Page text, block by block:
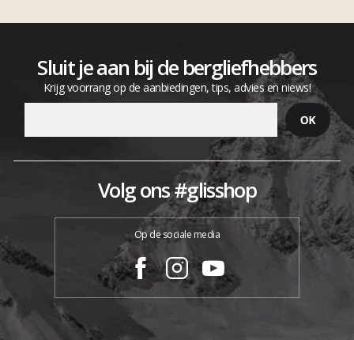
Sluit je aan bij de bergliefhebbers
Krijg voorrang op de aanbiedingen, tips, advies en niews!
Volg ons #glisshop
Op de sociale media